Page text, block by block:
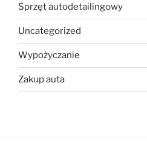
Sprzęt autodetailingowy
Uncategorized
Wypożyczanie
Zakup auta